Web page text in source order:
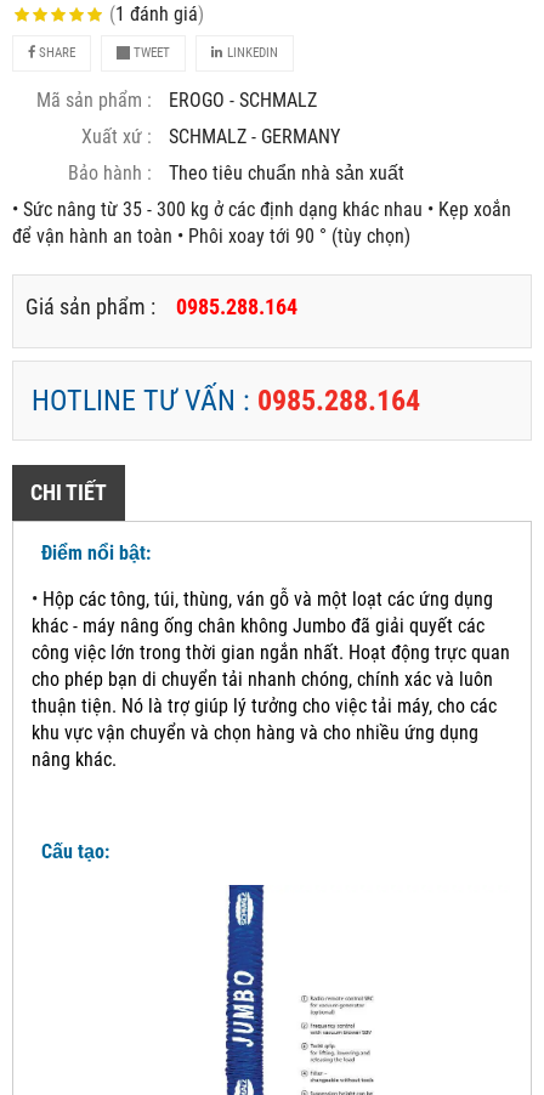
(1 đánh giá)
SHARE TWEET LINKEDIN
Mã sản phẩm :
EROGO - SCHMALZ
Xuất xứ :
SCHMALZ - GERMANY
Bảo hành :
Theo tiêu chuẩn nhà sản xuất
• Sức nâng từ 35 - 300 kg ở các định dạng khác nhau • Kẹp xoắn
để vận hành an toàn • Phôi xoay tới 90 ° (tùy chọn)
Giá sản phẩm : 0985.288.164
HOTLINE TƯ VẤN : 0985.288.164
CHI TIẾT
Điểm nổi bật:
• Hộp các tông, túi, thùng, ván gỗ và một loạt các ứng dụng
khác - máy nâng ống chân không Jumbo đã giải quyết các
công việc lớn trong thời gian ngắn nhất. Hoạt động trực quan
cho phép bạn di chuyển tải nhanh chóng, chính xác và luôn
thuận tiện. Nó là trợ giúp lý tưởng cho việc tải máy, cho các
khu vực vận chuyển và chọn hàng và cho nhiều ứng dụng
nâng khác.
Cấu tạo: